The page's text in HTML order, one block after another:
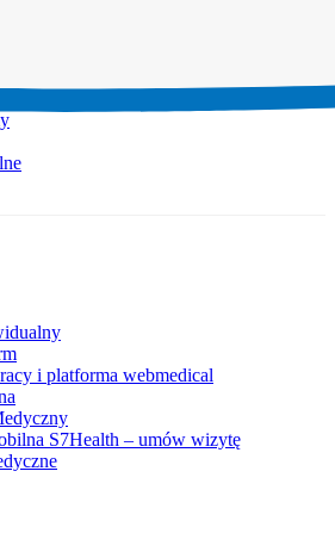
i platforma webmedical
S7Health – umów wizytę